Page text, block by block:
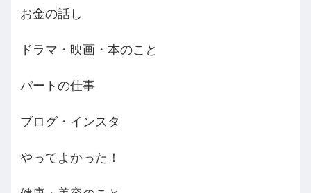
お金の話し
ドラマ・映画・本のこと
パートの仕事
ブログ・インスタ
やってよかった！